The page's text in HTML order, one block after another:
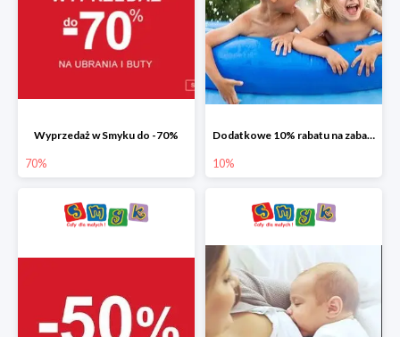
Wyprzedaż w Smyku do -70%
70%
Dodatkowe 10% rabatu na zabawki ogrodowe i baseny
10%